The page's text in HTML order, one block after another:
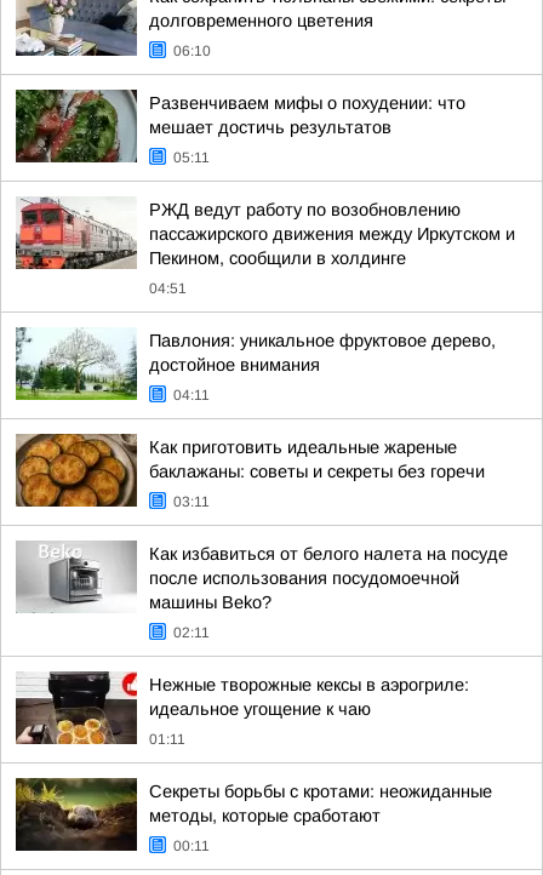
долговременного цветения
06:10
Развенчиваем мифы о похудении: что
мешает достичь результатов
05:11
РЖД ведут работу по возобновлению
пассажирского движения между Иркутском и
Пекином, сообщили в холдинге
04:51
Павлония: уникальное фруктовое дерево,
достойное внимания
04:11
Как приготовить идеальные жареные
баклажаны: советы и секреты без горечи
03:11
Как избавиться от белого налета на посуде
после использования посудомоечной
машины Beko?
02:11
Нежные творожные кексы в аэрогриле:
идеальное угощение к чаю
01:11
Секреты борьбы с кротами: неожиданные
методы, которые сработают
00:11